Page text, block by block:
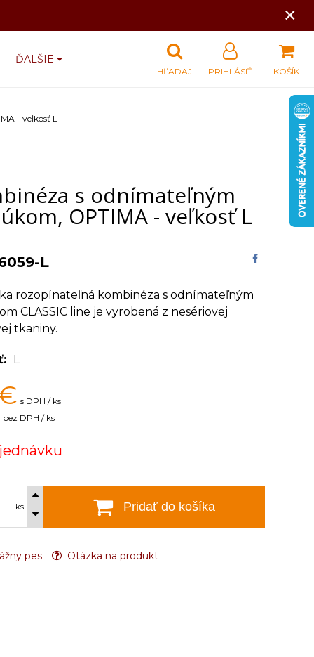
×
ĎALŠIE
KOŠÍK
PRIHLÁSIŤ
HĽADAJ
- veľkosť L
s odnímateľným
OPTIMA - veľkosť L
L
rozopínateľná kombinéza s odnímateľným
CLASSIC line je vyrobená z nesériovej
tkaniny.
L
s DPH / ks
bez DPH / ks
ks Pridať do košíka
pes Otázka na produkt